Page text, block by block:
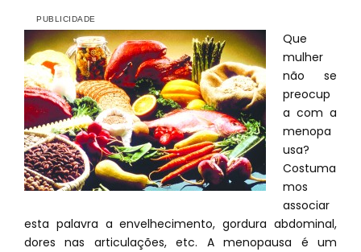
Que
mulher
não se
preocup
a com a
menopa
usa?
Costuma
mos
associar
esta palavra a envelhecimento, gordura abdominal,
dores nas articulações, etc. A menopausa é um